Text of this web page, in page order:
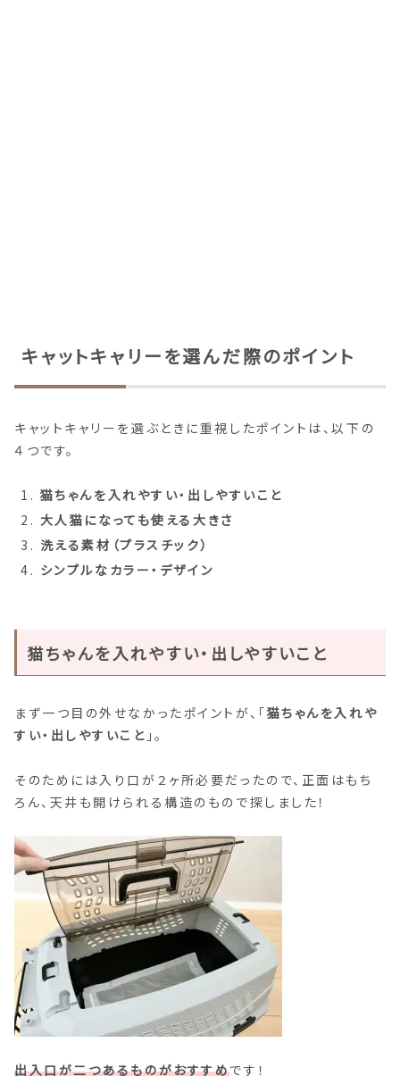
キャットキャリーを選んだ際のポイント
キャットキャリーを選ぶときに重視したポイントは、以下の
４つです。
猫ちゃんを入れやすい・出しやすいこと
大人猫になっても使える大きさ
洗える素材（プラスチック）
シンプルなカラー・デザイン
猫ちゃんを入れやすい・出しやすいこと
まず一つ目の外せなかったポイントが、「猫ちゃんを入れや
すい・出しやすいこと 」。
そのためには入り口が２ヶ所必要だったので、正面はもち
ろん、天井も開けられる構造のもので探しました！
出入口が二つあるものがおすすめです！